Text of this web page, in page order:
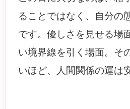
ることではなく、自分の
です。優しさを見せる場
い境界線を引く場面。そ
いほど、人間関係の運は